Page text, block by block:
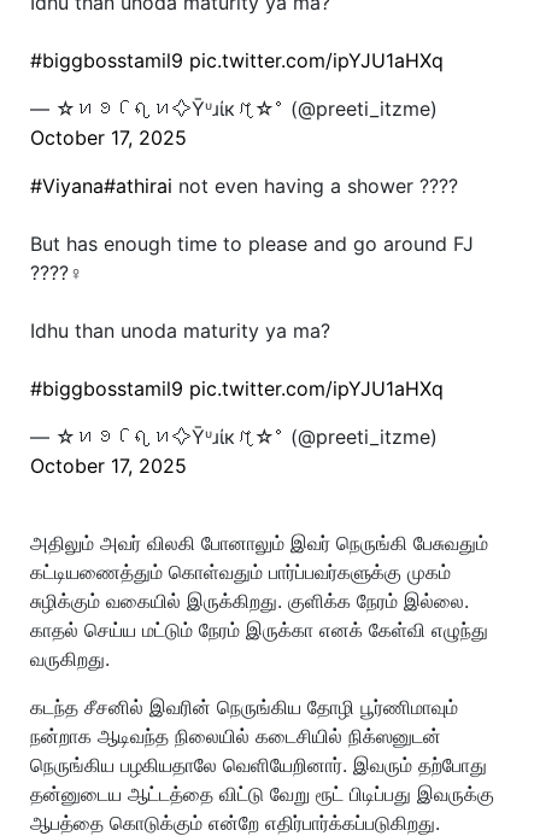
#biggbosstamil9 pic.twitter.com/ipYJU1aHXq
— ☆ꪀꪮꪶꪖꪀ✧Ῡᶸɹίкꪋ☆ﾟ (@preeti_itzme)
October 17, 2025
#Viyana#athirai not even having a shower ????
But has enough time to please and go around FJ
????‍♀️
Idhu than unoda maturity ya ma?
#biggbosstamil9 pic.twitter.com/ipYJU1aHXq
— ☆ꪀꪮꪶꪖꪀ✧Ῡᶸɹίкꪋ☆ﾟ (@preeti_itzme)
October 17, 2025
அதிலும் அவர் விலகி போனாலும் இவர் நெருங்கி பேசுவதும்
கட்டியணைத்தும் கொள்வதும் பார்ப்பவர்களுக்கு முகம்
சுழிக்கும் வகையில் இருக்கிறது. குளிக்க நேரம் இல்லை.
காதல் செய்ய மட்டும் நேரம் இருக்கா எனக் கேள்வி எழுந்து
வருகிறது.
கடந்த சீசனில் இவரின் நெருங்கிய தோழி பூர்ணிமாவும்
நன்றாக ஆடிவந்த நிலையில் கடைசியில் நிக்ஸனுடன்
நெருங்கிய பழகியதாலே வெளியேறினார். இவரும் தற்போது
தன்னுடைய ஆட்டத்தை விட்டு வேறு ரூட் பிடிப்பது இவருக்கு
ஆபத்தை கொடுக்கும் என்றே எதிர்பார்க்கப்படுகிறது.